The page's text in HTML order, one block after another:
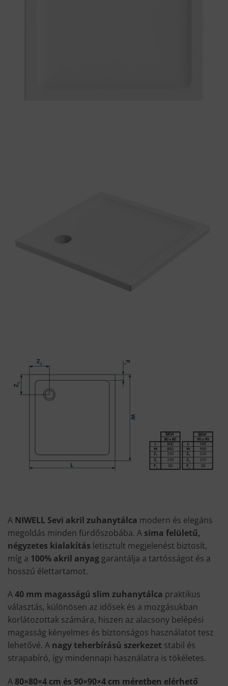
A NIWELL Sevi akril zuhanytálca modern és elegáns
megoldás minden fürdőszobába. A sima felületű,
négyzetes kialakítás letisztult megjelenést biztosít,
míg a 100% akril anyag garantálja a tartósságot és a
hosszú élettartamot.
A40 mm magasságú slim zuhanytálca praktikus
választás, különösen az idősek és a mozgásukban
korlátozottak számára, hiszen az alacsony belépési
magasság kényelmes és biztonságos használatot tesz
lehetővé. A nagy teherbírású szerkezet stabil és
strapabíró, így mindennapi használatra is tökéletes.
A 80×80×4 cm és 90×90×4 cm méretben elérhető